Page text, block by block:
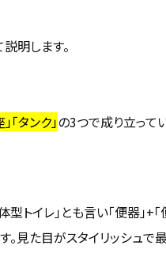
明します。
「タンク」の3つで成り立って
型トイレ」とも言い「便器」+「
。見た目がスタイリッシュ